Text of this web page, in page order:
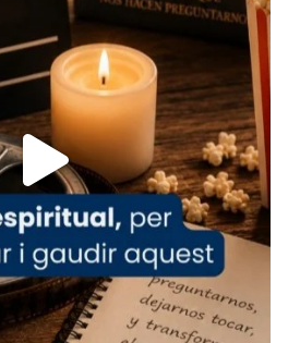
es/iglesia/news/2026-
depresion-papa-viaje-
Barcelona
i Semproniana ens
bisbe de Tortosa, ha